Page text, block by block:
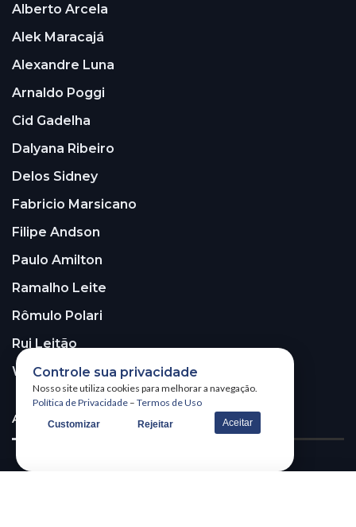
Alberto Arcela
Alek Maracajá
Alexandre Luna
Arnaldo Poggi
Cid Gadelha
Dalyana Ribeiro
Delos Sidney
Fabricio Marsicano
Filipe Andson
Paulo Amilton
Ramalho Leite
Rômulo Polari
Rui Leitão
Walter Santos
ASSINE A NOSSA NEWSLETTER!
Controle sua privacidade
Nosso site utiliza cookies para melhorar a navegação.
Política de Privacidade – Termos de Uso
Customizar Rejeitar Aceitar